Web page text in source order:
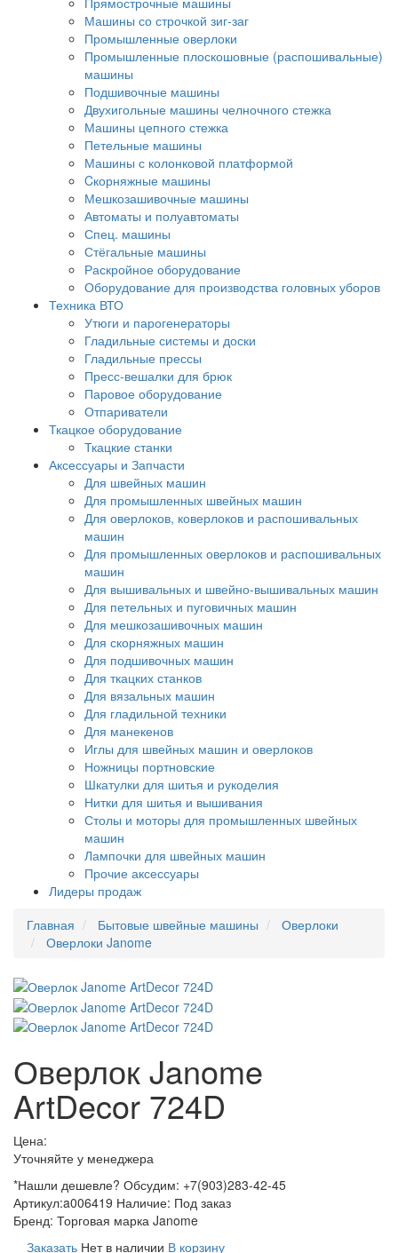
Машины со строчкой зиг-заг
Промышленные оверлоки
Промышленные плоскошовные (распошивальные)
машины
Подшивочные машины
Двухигольные машины челночного стежка
Машины цепного стежка
Петельные машины
Машины с колонковой платформой
Cкорняжные машины
Мешкозашивочные машины
Автоматы и полуавтоматы
Спец. машины
Стёгальные машины
Раскройное оборудование
Оборудование для производства головных уборов
Техника ВТО
Утюги и парогенераторы
Гладильные системы и доски
Гладильные прессы
Пресс-вешалки для брюк
Паровое оборудование
Отпариватели
Ткацкое оборудование
Ткацкие станки
Аксессуары и Запчасти
Для швейных машин
Для промышленных швейных машин
Для оверлоков, коверлоков и распошивальных
машин
Для промышленных оверлоков и распошивальных
машин
Для вышивальных и швейно-вышивальных машин
Для петельных и пуговичных машин
Для мешкозашивочных машин
Для скорняжных машин
Для подшивочных машин
Для ткацких станков
Для вязальных машин
Для гладильной техники
Для манекенов
Иглы для швейных машин и оверлоков
Ножницы портновские
Шкатулки для шитья и рукоделия
Нитки для шитья и вышивания
Столы и моторы для промышленных швейных
машин
Лампочки для швейных машин
Прочие аксессуары
Лидеры продаж
Главная
Бытовые швейные машины
Оверлоки
Оверлоки Janome
Оверлок Janome
ArtDecor 724D
Цена:
Уточняйте у менеджера
*Нашли дешевле? Обсудим: +7(903)283-42-45
Артикул:a006419 Наличие: Под заказ
Бренд: Торговая марка Janome
Заказать Нет в наличии В корзину